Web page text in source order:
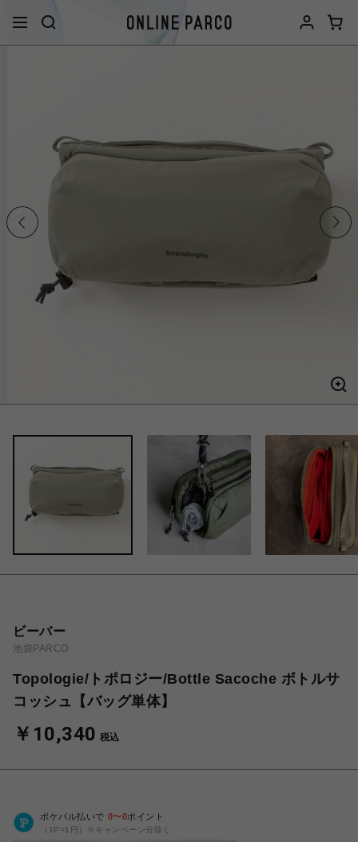
ビーバー
池袋PARCO
Topologie/トポロジー/Bottle Sacoche ボトルサ
コッシュ【バッグ単体】
￥10,340 税込
ポケパル払いで 0〜0ポイント
（1P=1円）※キャンペーン分除く